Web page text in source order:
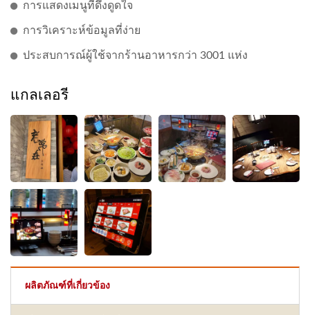
การแสดงเมนูที่ดึงดูดใจ
การวิเคราะห์ข้อมูลที่ง่าย
ประสบการณ์ผู้ใช้จากร้านอาหารกว่า 3001 แห่ง
แกลเลอรี
ผลิตภัณฑ์ที่เกี่ยวข้อง